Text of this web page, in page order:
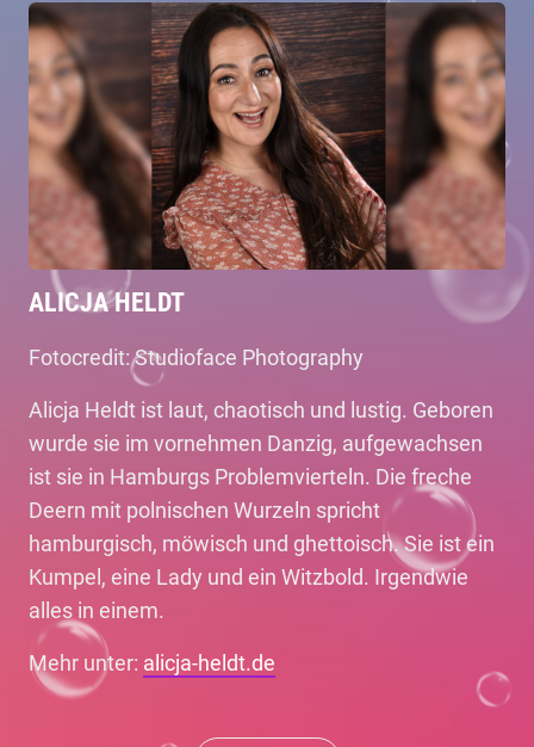
ALICJA HELDT
Fotocredit: Studioface Photography
Alicja Heldt ist laut, chaotisch und lustig. Geboren
wurde sie im vornehmen Danzig, aufgewachsen
ist sie in Hamburgs Problemvierteln. Die freche
Deern mit polnischen Wurzeln spricht
hamburgisch, möwisch und ghettoisch. Sie ist ein
Kumpel, eine Lady und ein Witzbold. Irgendwie
alles in einem.
Mehr unter: alicja-heldt.de